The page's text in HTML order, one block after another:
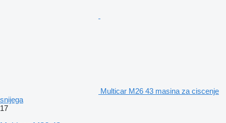
Multicar M26 43 masina za ciscenje
snijega
17